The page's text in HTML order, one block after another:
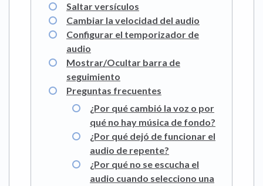
Saltar versículos
Cambiar la velocidad del audio
Configurar el temporizador de
audio
Mostrar/Ocultar barra de
seguimiento
Preguntas frecuentes
¿Por qué cambió la voz o por
qué no hay música de fondo?
¿Por qué dejó de funcionar el
audio de repente?
¿Por qué no se escucha el
audio cuando selecciono una